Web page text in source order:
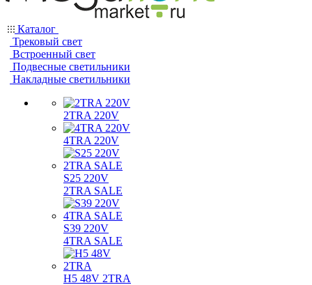
Каталог
Трековый свет
Встроенный свет
Подвесные светильники
Накладные светильники
2TRA 220V
4TRA 220V
S25 220V
2TRA SALE
S39 220V
4TRA SALE
H5 48V 2TRA